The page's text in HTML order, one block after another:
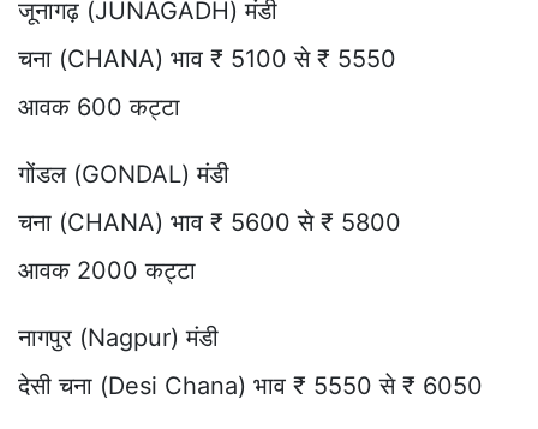
जूनागढ़ (JUNAGADH) मंडी
चना (CHANA) भाव ₹ 5100 से ₹ 5550
आवक 600 कट्टा
गोंडल (GONDAL) मंडी
चना (CHANA) भाव ₹ 5600 से ₹ 5800
आवक 2000 कट्टा
नागपुर (Nagpur) मंडी
देसी चना (Desi Chana) भाव ₹ 5550 से ₹ 6050